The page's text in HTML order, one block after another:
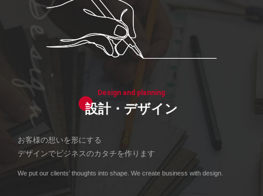
設計・デザイン
Design and planning
お客様の想いを形にする
デザインでビジネスのカタチを作ります
We put our clients’ thoughts into shape. We create business with design.